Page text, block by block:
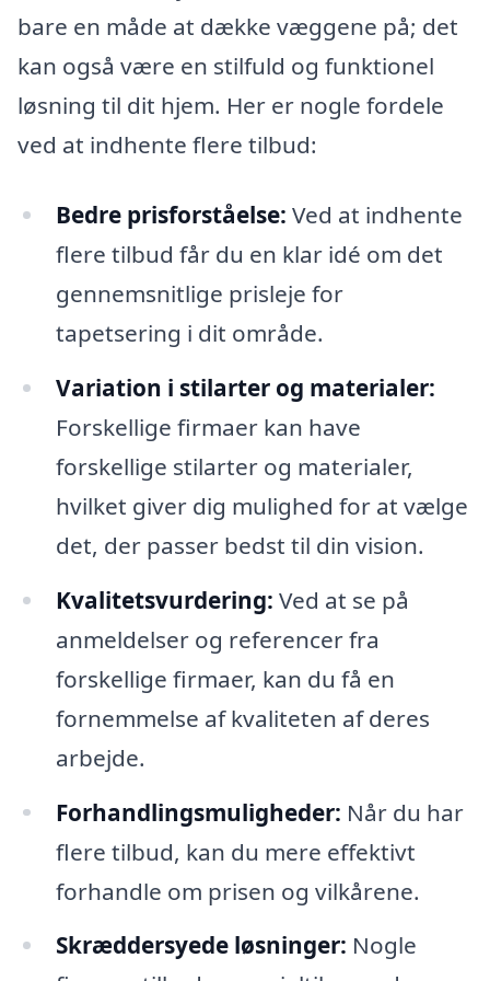
bare en måde at dække væggene på; det
kan også være en stilfuld og funktionel
løsning til dit hjem. Her er nogle fordele
ved at indhente flere tilbud:
Bedre prisforståelse: Ved at indhente
flere tilbud får du en klar idé om det
gennemsnitlige prisleje for
tapetsering i dit område.
Variation i stilarter og materialer:
Forskellige firmaer kan have
forskellige stilarter og materialer,
hvilket giver dig mulighed for at vælge
det, der passer bedst til din vision.
Kvalitetsvurdering: Ved at se på
anmeldelser og referencer fra
forskellige firmaer, kan du få en
fornemmelse af kvaliteten af deres
arbejde.
Forhandlingsmuligheder: Når du har
flere tilbud, kan du mere effektivt
forhandle om prisen og vilkårene.
Skræddersyede løsninger: Nogle